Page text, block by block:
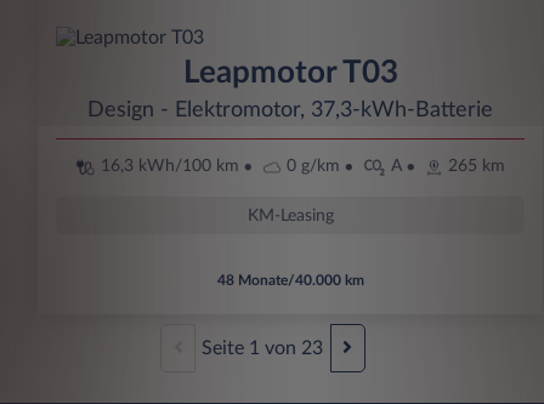
Leapmotor T03
Design - Elektromotor, 37,3-kWh-Batterie
16,3 kWh/100 km 0 g/km A 265 km
KM-Leasing
48 Monate/40.000 km
Seite 1 von 23